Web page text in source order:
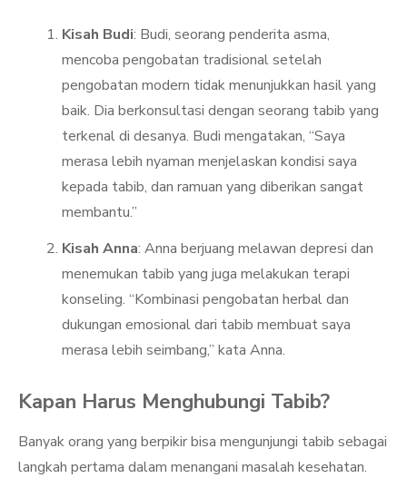
Kisah Budi: Budi, seorang penderita asma,
mencoba pengobatan tradisional setelah
pengobatan modern tidak menunjukkan hasil yang
baik. Dia berkonsultasi dengan seorang tabib yang
terkenal di desanya. Budi mengatakan, “Saya
merasa lebih nyaman menjelaskan kondisi saya
kepada tabib, dan ramuan yang diberikan sangat
membantu.”
Kisah Anna: Anna berjuang melawan depresi dan
menemukan tabib yang juga melakukan terapi
konseling. “Kombinasi pengobatan herbal dan
dukungan emosional dari tabib membuat saya
merasa lebih seimbang,” kata Anna.
Kapan Harus Menghubungi Tabib?
Banyak orang yang berpikir bisa mengunjungi tabib sebagai
langkah pertama dalam menangani masalah kesehatan.